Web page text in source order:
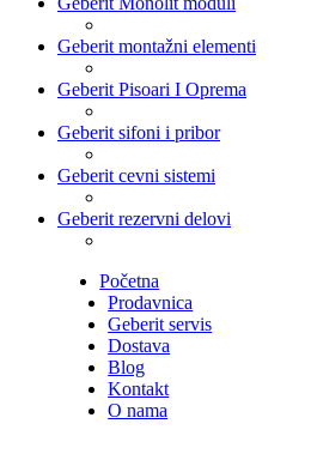
Geberit montažni elementi
Geberit Pisoari I Oprema
Geberit sifoni i pribor
Geberit cevni sistemi
Geberit rezervni delovi
Početna
Prodavnica
Geberit servis
Dostava
Blog
Kontakt
O nama